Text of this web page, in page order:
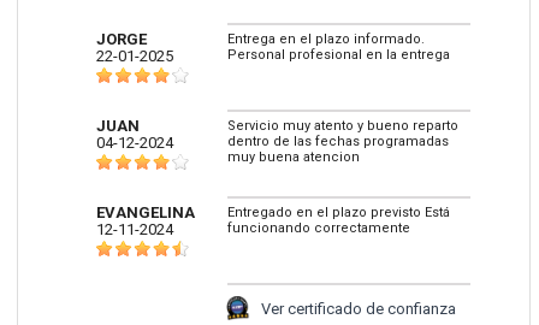
JORGE
22-01-2025
Entrega en el plazo informado.
Personal profesional en la entrega
JUAN
04-12-2024
Servicio muy atento y bueno reparto
dentro de las fechas programadas
muy buena atencion
EVANGELINA
12-11-2024
Entregado en el plazo previsto Está
funcionando correctamente
Ver certificado de confianza